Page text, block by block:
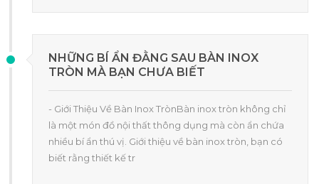
NHỮNG BÍ ẨN ĐẰNG SAU BÀN INOX
TRÒN MÀ BẠN CHƯA BIẾT
- Giới Thiệu Về Bàn Inox TrònBàn inox tròn không chỉ
là một món đồ nội thất thông dụng mà còn ẩn chứa
nhiều bí ẩn thú vị. Giới thiệu về bàn inox tròn, bạn có
biết rằng thiết kế tr